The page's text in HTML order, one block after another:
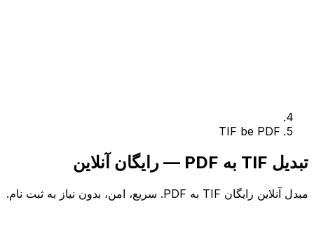
TIF be PDF
تبدیل TIF به PDF — رایگان آنلاین
مبدل آنلاین رایگان TIF به PDF. سریع، امن، بدون نیاز به ثبت نام.